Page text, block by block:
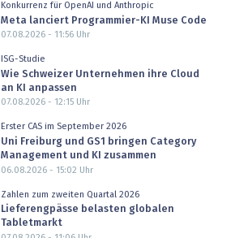
Konkurrenz für OpenAI und Anthropic
Meta lanciert Programmier-KI Muse Code
07.08.2026 - 11:56Uhr
ISG-Studie
Wie Schweizer Unternehmen ihre Cloud
an KI anpassen
07.08.2026 - 12:15Uhr
Erster CAS im September 2026
Uni Freiburg und GS1 bringen Category
Management und KI zusammen
06.08.2026 - 15:02 Uhr
Zahlen zum zweiten Quartal 2026
Lieferengpässe belasten globalen
Tabletmarkt